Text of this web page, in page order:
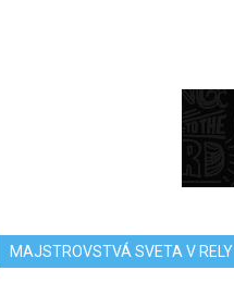
MAJSTROVSTVÁ SVETA V RELY